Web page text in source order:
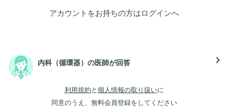
アカウントをお持ちの方はログインへ
内科（循環器）の医師が回答 navigate_next
利用規約 と 個人情報の取り扱いに
同意のうえ、無料会員登録をしてください